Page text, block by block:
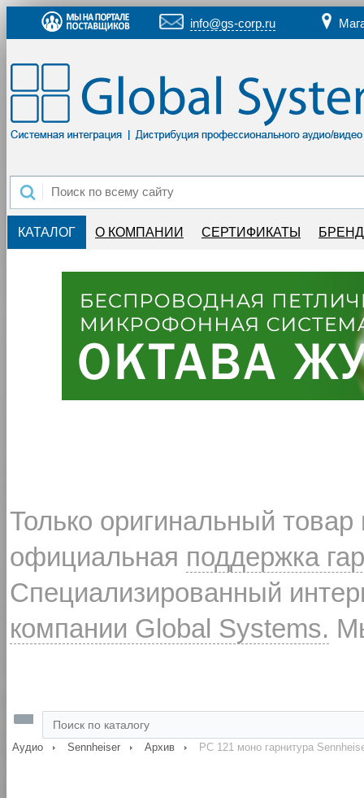
info@gs-corp.ru
КАТАЛОГ О КОМПАНИИ СЕРТИФИКАТЫ
Только оригинальный
официальная поддержка
Специализированный
компании Global Systems.
Аудио Sennheiser Архив PC 121 моно гарнитура